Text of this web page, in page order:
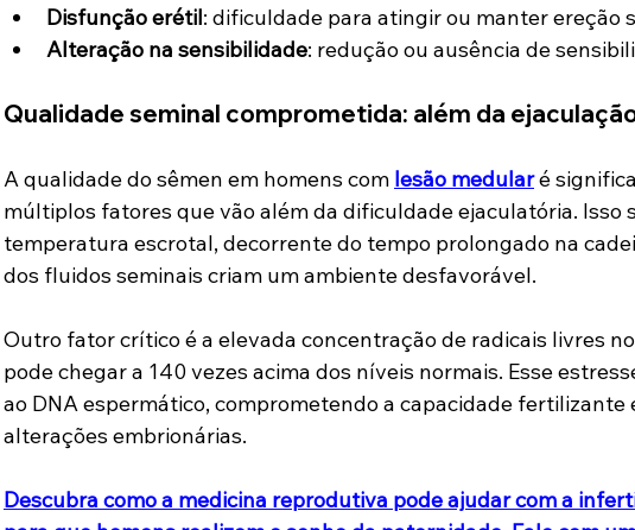
Disfunção erétil: dificuldade para atingir ou manter ereção
Alteração na sensibilidade: redução ou ausência de
Qualidade seminal comprometida: além da
A qualidade do sêmen em homens com lesão medular é
múltiplos fatores que vão além da dificuldade ejaculatória. Isso
temperatura escrotal, decorrente do tempo prolongado na
dos fluidos seminais criam um ambiente desfavorável.
Outro fator crítico é a elevada concentração de radicais livres
pode chegar a 140 vezes acima dos níveis normais. Esse
ao DNA espermático, comprometendo a capacidade fertilizante
alterações embrionárias.
Descubra como a medicina reprodutiva pode ajudar com a